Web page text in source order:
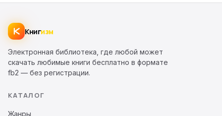
Книгизм
Электронная библиотека, где любой может
скачать любимые книги бесплатно в формате
fb2 — без регистрации.
КАТАЛОГ
Жанры